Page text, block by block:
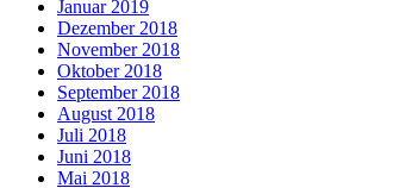
Januar 2019
Dezember 2018
November 2018
Oktober 2018
September 2018
August 2018
Juli 2018
Juni 2018
Mai 2018